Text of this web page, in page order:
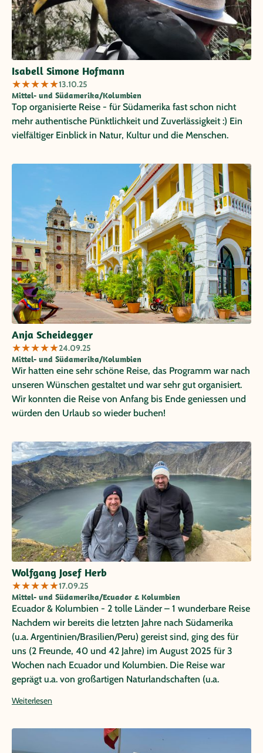
Isabell Simone Hofmann
★★★★★13.10.25
Mittel- und Südamerika/Kolumbien
Top organisierte Reise - für Südamerika fast schon nicht
mehr authentische Pünktlichkeit und Zuverlässigkeit :) Ein
vielfältiger Einblick in Natur, Kultur und die Menschen.
Anja Scheidegger
★★★★★24.09.25
Mittel- und Südamerika/Kolumbien
Wir hatten eine sehr schöne Reise, das Programm war nach
unseren Wünschen gestaltet und war sehr gut organisiert.
Wir konnten die Reise von Anfang bis Ende geniessen und
würden den Urlaub so wieder buchen!
Wolfgang Josef Herb
★★★★★17.09.25
Mittel- und Südamerika/Ecuador & Kolumbien
Ecuador & Kolumbien - 2 tolle Länder – 1 wunderbare Reise
Nachdem wir bereits die letzten Jahre nach Südamerika
(u.a. Argentinien/Brasilien/Peru) gereist sind, ging des für
uns (2 Freunde, 40 und 42 Jahre) im August 2025 für 3
Wochen nach Ecuador und Kolumbien. Die Reise war
geprägt u.a. von großartigen Naturlandschaften (u.a.
Millionenstädte Quito und Bogota Karibik-Lebensfreude in
haben reibungslos funktioniert. Wir haben uns in beiden
Ländern jederzeit sicher gefühlt. Ein besonderes Lob an
Weiterlesen